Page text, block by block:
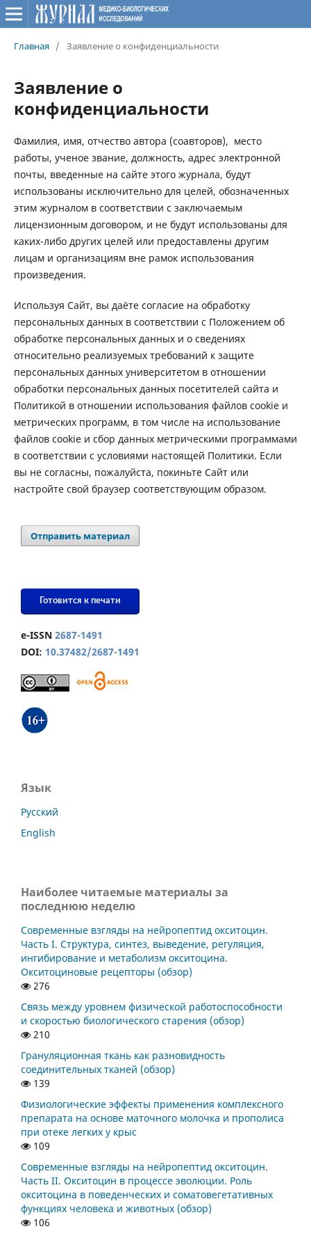
Главная / Заявление о конфиденциальности
Заявление о
конфиденциальности
Фамилия, имя, отчество автора (соавторов), место
работы, ученое звание, должность, адрес электронной
почты, введенные на сайте этого журнала, будут
использованы исключительно для целей, обозначенных
этим журналом в соответствии с заключаемым
лицензионным договором, и не будут использованы для
каких-либо других целей или предоставлены другим
лицам и организациям вне рамок использования
произведения.
Используя Сайт, вы даёте согласие на обработку
персональных данных в соответствии с Положением об
обработке персональных данных и о сведениях
относительно реализуемых требований к защите
персональных данных университетом в отношении
обработки персональных данных посетителей сайта и
Политикой в отношении использования файлов cookie и
метрических программ, в том числе на использование
файлов cookie и сбор данных метрическими программами
в соответствии с условиями настоящей Политики. Если
вы не согласны, пожалуйста, покиньте Сайт или
настройте свой браузер соответствующим образом.
Отправить материал
Готовится к печати
e-ISSN 2687-1491
DOI: 10.37482/2687-1491
Язык
Русский
English
Наиболее читаемые материалы за
последнюю неделю
Современные взгляды на нейропептид окситоцин.
Часть I. Структура, синтез, выведение, регуляция,
ингибирование и метаболизм окситоцина.
Окситоциновые рецепторы (обзор)
276
Связь между уровнем физической работоспособности
и скоростью биологического старения (обзор)
210
Грануляционная ткань как разновидность
соединительных тканей (обзор)
139
Физиологические эффекты применения комплексного
препарата на основе маточного молочка и прополиса
при отеке легких у крыс
109
Современные взгляды на нейропептид окситоцин.
Часть II. Окситоцин в процессе эволюции. Роль
окситоцина в поведенческих и соматовегетативных
функциях человека и животных (обзор)
106